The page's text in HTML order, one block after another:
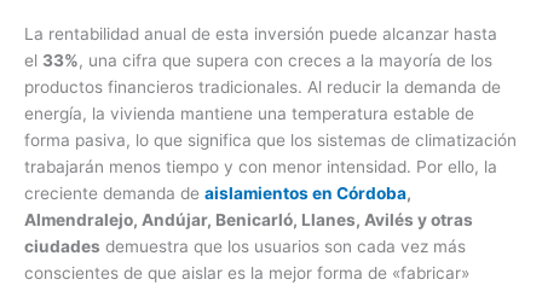
La rentabilidad anual de esta inversión puede alcanzar hasta
el 33%, una cifra que supera con creces a la mayoría de los
productos financieros tradicionales. Al reducir la demanda de
energía, la vivienda mantiene una temperatura estable de
forma pasiva, lo que significa que los sistemas de climatización
trabajarán menos tiempo y con menor intensidad. Por ello, la
creciente demanda de aislamientos en Córdoba,
Almendralejo, Andújar, Benicarló, Llanes, Avilés y otras
ciudades demuestra que los usuarios son cada vez más
conscientes de que aislar es la mejor forma de «fabricar»